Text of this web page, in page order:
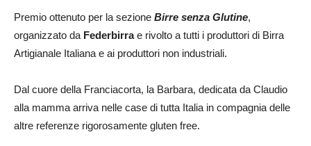
Premio ottenuto per la sezione Birre senza Glutine,
organizzato da Federbirrae rivolto a tutti i produttori di Birra
Artigianale Italiana e ai produttori non industriali.
Dal cuore della Franciacorta, la Barbara, dedicata da Claudio
alla mamma arriva nelle case di tutta Italia in compagnia delle
altre referenze rigorosamente gluten free.